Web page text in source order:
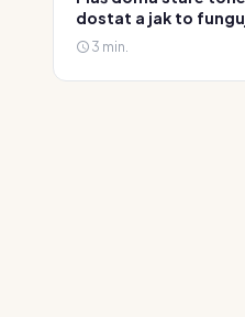
dostat a jak to
3 min.